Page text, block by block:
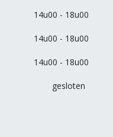
14u00 - 18u00
14u00 - 18u00
14u00 - 18u00
gesloten